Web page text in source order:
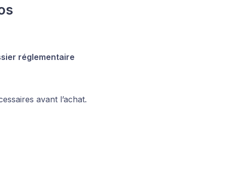
réglementaire
avant l’achat.